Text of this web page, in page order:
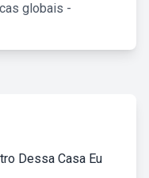
globais -
Dessa Casa Eu